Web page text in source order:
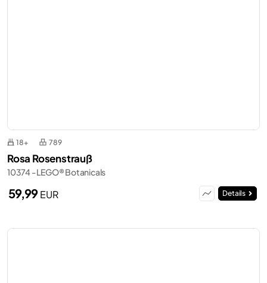
18+ 789
Rosa Rosenstrauß
10374 - LEGO® Botanicals
59,99EUR Details